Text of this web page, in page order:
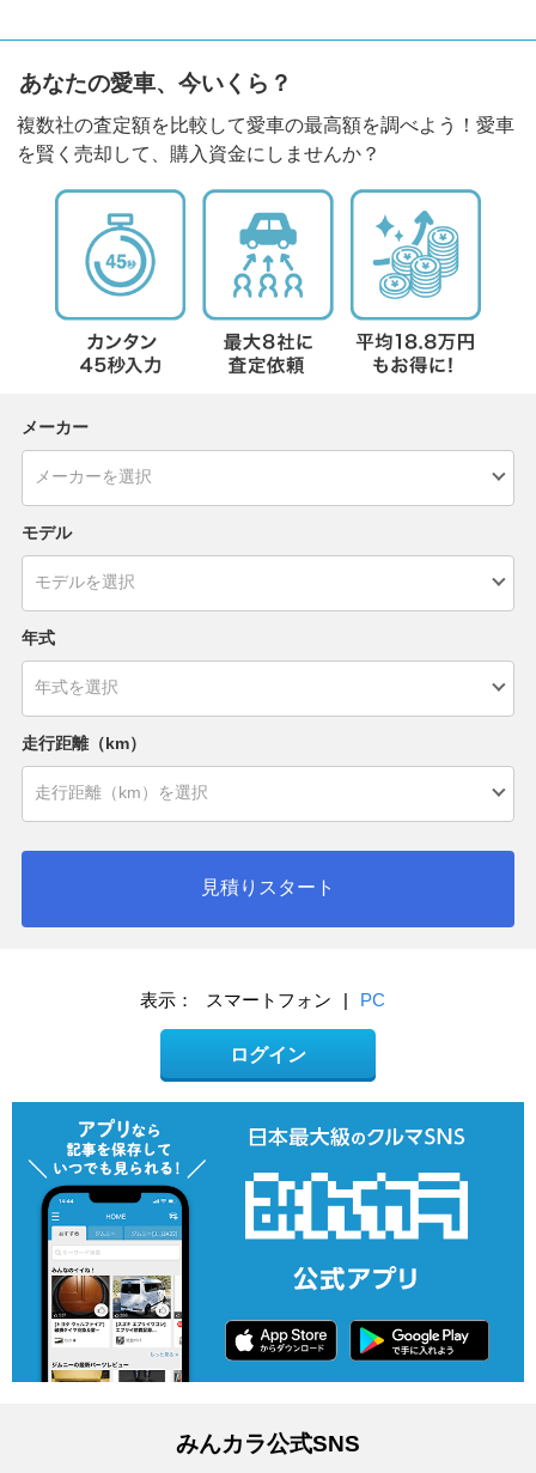
あなたの愛車、今いくら？
複数社の査定額を比較して愛車の最高額を調べよう！愛車
を賢く売却して、購入資金にしませんか？
メーカー
モデル
年式
走行距離（km）
見積りスタート
表示： スマートフォン | PC
ログイン
みんカラ公式SNS